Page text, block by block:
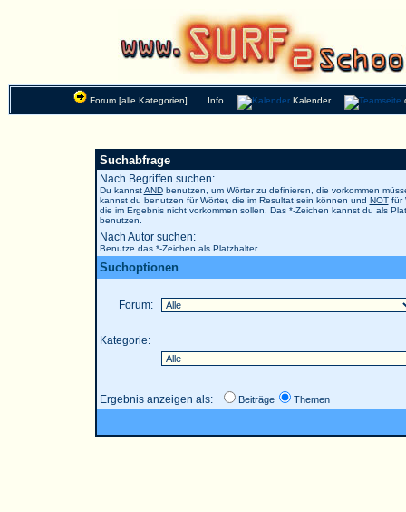
Forum [alle Kategorien] Info Kalender
Suchabfrage
Nach Begriffen suchen:
Du kannstANDbenutzen, um Wörter zu definieren, die vorkommen
kannst du benutzen für Wörter, die im Resultat sein können und NOTfür
die im Ergebnis nicht vorkommen sollen. Das *-Zeichen kannst du als
benutzen.
Nach Autor suchen:
Benutze das *-Zeichen als Platzhalter
Suchoptionen
Forum:
Kategorie:
Ergebnis anzeigen als: Beiträge Themen